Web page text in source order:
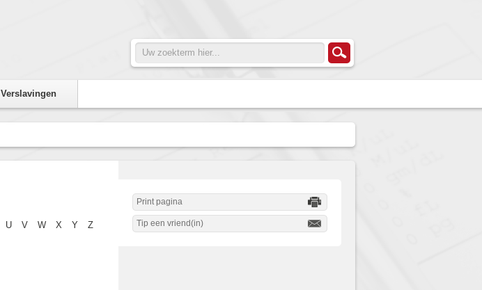
Verslavingen
U V W X Y Z
Print pagina
Tip een vriend(in)